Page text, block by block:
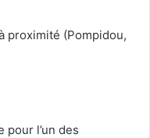
proximité (Pompidou,
pour l’un des